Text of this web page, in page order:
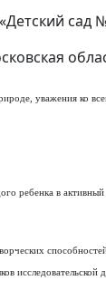
сад
уважения ко
ребенка в активный
исследовательской